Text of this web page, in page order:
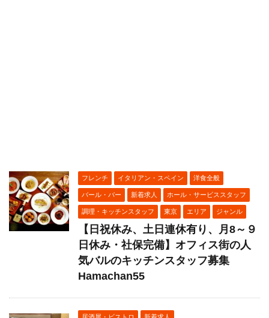
フレンチ イタリアン・スペイン 洋食全般
バール・バー 新着求人 ホール・サービススタッフ
調理・キッチンスタッフ 東京 エリア ジャンル
【日祝休み、土日連休有り、月8～９
日休み・社保完備】オフィス街の人
気バルのキッチンスタッフ募集
Hamachan55
居酒屋・ビストロ 新着求人